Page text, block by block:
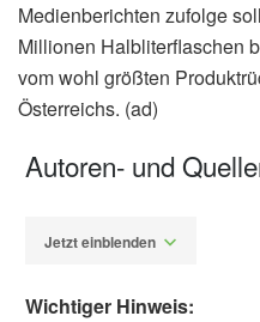
Medienberichten zufolge
Millionen Halbliterflaschen
vom wohl größten
Österreichs. (ad)
Autoren- und
Jetzt einblenden
Wichtiger Hinweis: